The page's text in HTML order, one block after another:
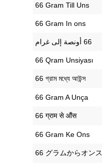
‎66 Gram Till Uns
‎66 Gram In ons
‎66 Qram Unsiyası
‎66 গ্রাম মধ্যে আউন্স
‎66 Gram A Unça
‎66 ग्राम से औंस
‎66 Gram Ke Ons
‎66 グラムからオンス